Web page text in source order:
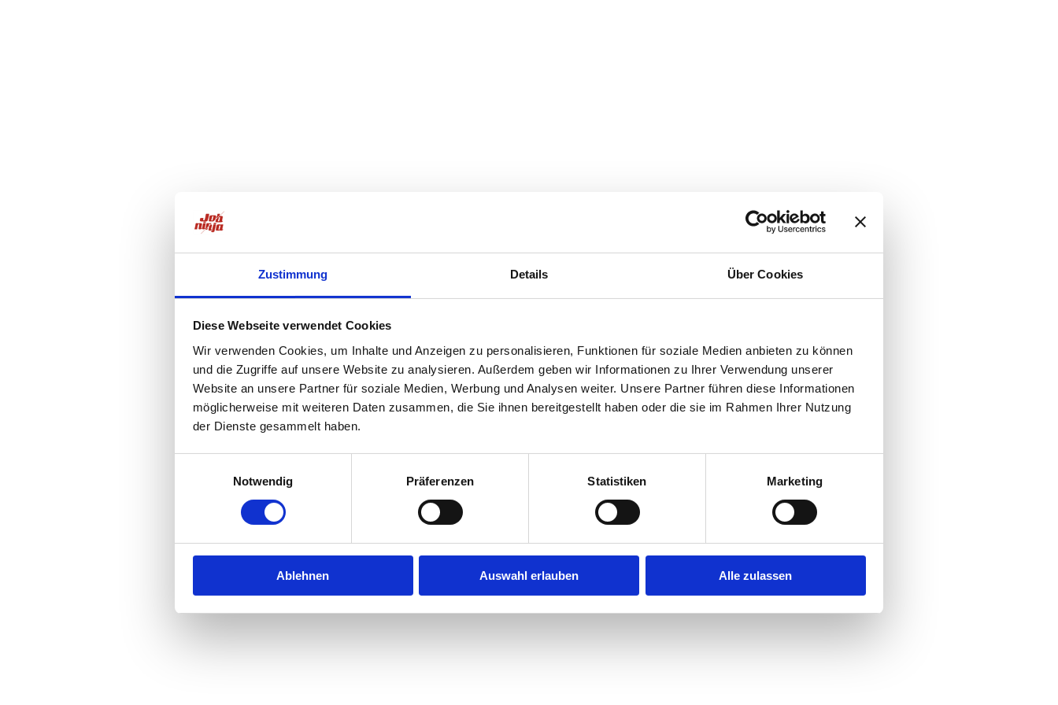
Zustimmung Details Über Cookies
Diese Webseite verwendet Cookies
Wir verwenden Cookies, um Inhalte und Anzeigen zu personalisieren, Funktionen für soziale Medien anbieten zu können
und die Zugriffe auf unsere Website zu analysieren. Außerdem geben wir Informationen zu Ihrer Verwendung unserer
Website an unsere Partner für soziale Medien, Werbung und Analysen weiter. Unsere Partner führen diese Informationen
möglicherweise mit weiteren Daten zusammen, die Sie ihnen bereitgestellt haben oder die sie im Rahmen Ihrer Nutzung
der Dienste gesammelt haben.
Notwendig
Präferenzen Statistiken Marketing
Ablehnen Auswahl erlauben Alle zulassen
Application error: aclient-side exception has occurred while loadingjobninja.com(see the browser consolefor more information).